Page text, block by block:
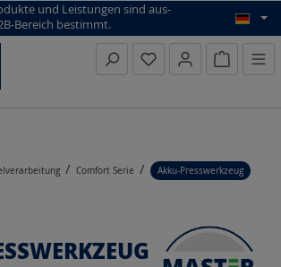
und Leistungen sind aus­
Bereich bestimmt.
Comfort Serie Akku-Presswerkzeug